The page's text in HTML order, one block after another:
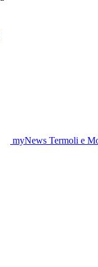
myNews Termoli e